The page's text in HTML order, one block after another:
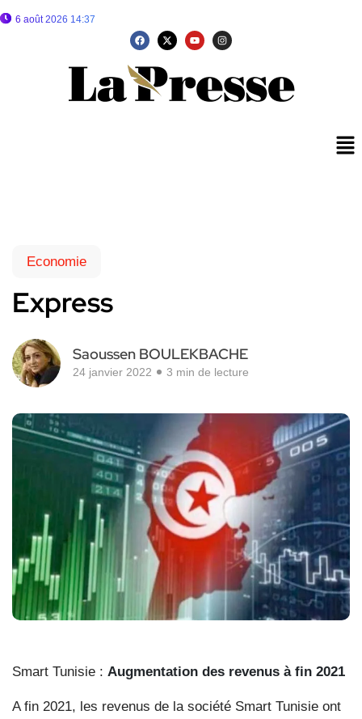
6 août 2026 14:37
Economie
Express
Saoussen BOULEKBACHE
24 janvier 2022 3 min de lecture
Smart Tunisie : Augmentation des revenus à fin 2021
A fin 2021, les revenus de la société Smart Tunisie ont